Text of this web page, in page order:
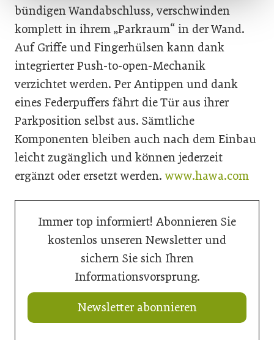
bündigen Wandabschluss, verschwinden
komplett in ihrem „Parkraum“ in der Wand.
Auf Griffe und Fingerhülsen kann dank
integrierter Push-to-open-Mechanik
verzichtet werden. Per Antippen und dank
eines Federpuffers fährt die Tür aus ihrer
Parkposition selbst aus. Sämtliche
Komponenten bleiben auch nach dem Einbau
leicht zugänglich und können jederzeit
ergänzt oder ersetzt werden.www.hawa.com
Immer top informiert! Abonnieren Sie
kostenlos unseren Newsletter und
sichern Sie sich Ihren
Informationsvorsprung.
Newsletter abonnieren